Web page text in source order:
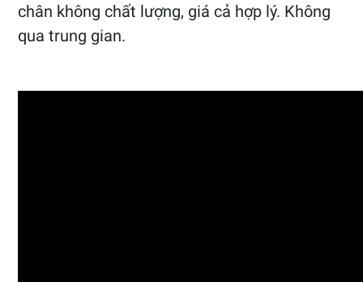
chân không chất lượng, giá cả hợp lý. Không
qua trung gian.